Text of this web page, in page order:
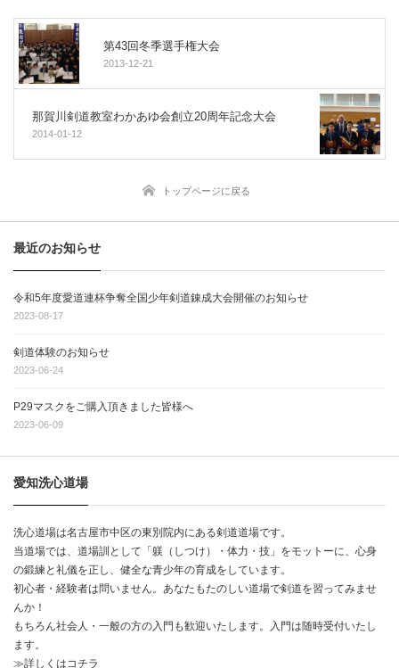
第43回冬季選手権大会
2013-12-21
那賀川剣道教室わかあゆ会創立20周年記念大会
2014-01-12
トップページに戻る
最近のお知らせ
令和5年度愛道連杯争奪全国少年剣道錬成大会開催のお知らせ
2023-08-17
剣道体験のお知らせ
2023-06-24
P29マスクをご購入頂きました皆様へ
2023-06-09
愛知洗心道場
洗心道場は名古屋市中区の東別院内にある剣道道場です。
当道場では、道場訓として「躾（しつけ）・体力・技」をモットーに、心身
の鍛練と礼儀を正し、健全な青少年の育成をしています。
初心者・経験者は問いません。あなたもたのしい道場で剣道を習ってみませ
んか！
もちろん社会人・一般の方の入門も歓迎いたします。入門は随時受付いたし
ます。
≫詳しくはコチラ